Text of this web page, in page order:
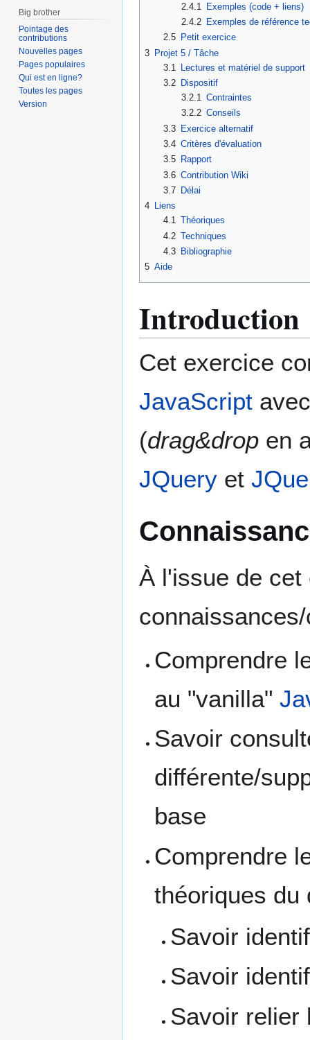
2.4.1
Exemples (code + liens)
2.4.2 Exemples de référence
2.5
Petit exercice
3 Projet 5 / Tâche
3.1
Lectures et matériel de support
3.2
Dispositif
3.2.1
Contraintes
3.2.2 Conseils
3.3 Exercice alternatif
3.4 Critères d'évaluation
3.5
Rapport
3.6 Contribution Wiki
3.7
Délai
4 Liens
4.1 Théoriques
4.2 Techniques
4.3
Bibliographie
5 Aide
Introduction
Cet exercice
JavaScript
(drag&drop en
JQuery et
À l'issue de
Comprendre
au "vanilla"
Savoir
différente/
base
Comprendre
théoriques du
Savoir
Savoir
Savoir relier
Big brother
Pointage des
contributions
Nouvelles pages
Pages populaires
Qui est en ligne?
Toutes les pages
Version